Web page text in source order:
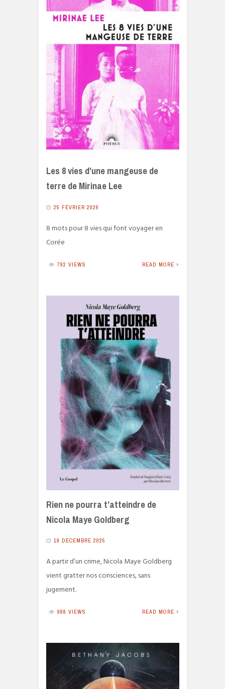
Les 8 vies d’une mangeuse de
terre de Mirinae Lee
25 FÉVRIER 2026
8 mots pour 8 vies qui font voyager en
Corée
792 VIEWS READ MORE
Rien ne pourra t’atteindre de
Nicola Maye Goldberg
19 DÉCEMBRE 2025
A partir d’un crime, Nicola Maye Goldberg
vient gratter nos consciences, sans
jugement.
988 VIEWS READ MORE